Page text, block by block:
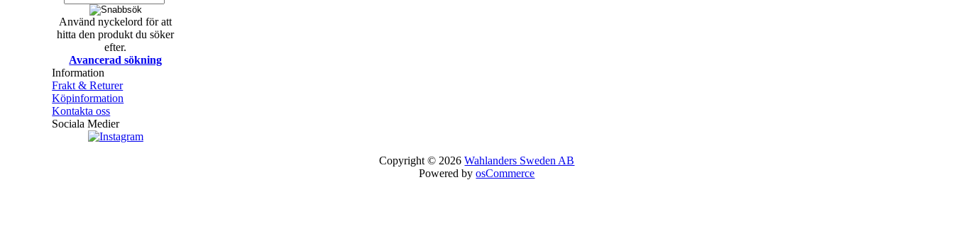
Använd nyckelord för att
hitta den produkt du söker
efter.
Avancerad sökning
Information
Frakt & Returer
Köpinformation
Kontakta oss
Sociala Medier
Copyright © 2026Wahlanders Sweden AB
Powered byosCommerce